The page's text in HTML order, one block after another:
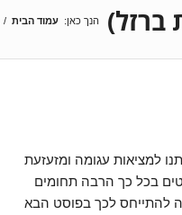
ברזל) הנך כאן: עמוד הבית /
במדינת ישראל ואשר החלה בבוקר 7 לאוקטובר 2023 העירה אותנו למציאות עגומה ומזעזעת
בכל כך הרבה תחומים
להתייחס לכך בפוסט הבא